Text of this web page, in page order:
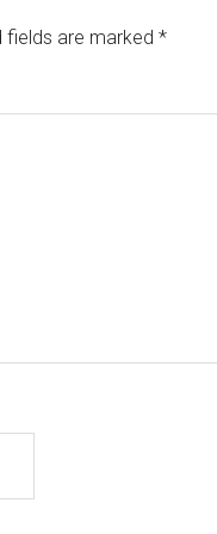
fields are marked *